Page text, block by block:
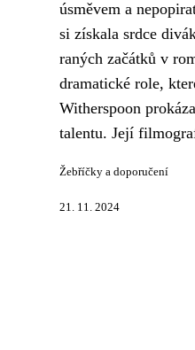
úsměvem a
si získala srdce
raných začátků v
dramatické role,
Witherspoon
talentu. Její
Žebříčky a doporučení
21. 11. 2024